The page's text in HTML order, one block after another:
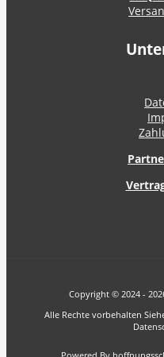
Copyright © 2024 -
Alle Rechte vorbehalten